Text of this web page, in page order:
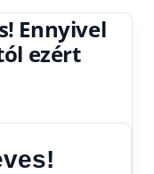
Ennyivel
ezért